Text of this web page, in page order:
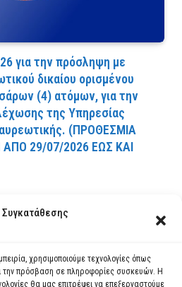
Συγκατάθεσης
χρησιμοποιούμε τεχνολογίες όπως
την πρόσβαση σε πληροφορίες συσκευών. Η
θα μας επιτρέψει να επεξεργαστούμε
για την πρόσληψη με
δικαίου ορισμένου
(4) ατόμων, για την
της Υπηρεσίας
(ΠPOΘEΣMIA
29/07/2026 EΩΣ KAI